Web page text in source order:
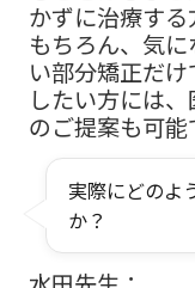
かずに治療する
もちろん、気
い部分矯正だ
したい方には
のご提案も可能
実際にどのよ
か？